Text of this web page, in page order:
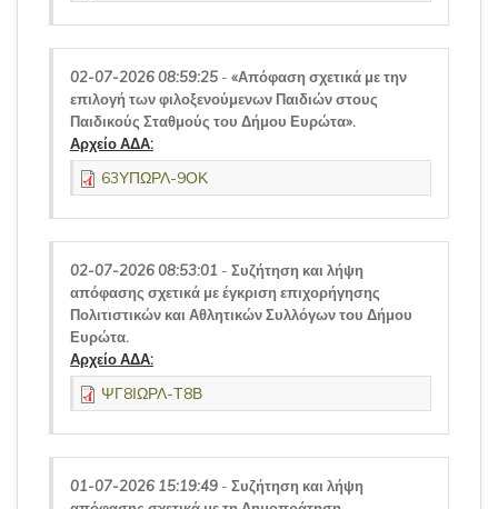
02-07-2026 08:59:25 - «Απόφαση σχετικά με την
επιλογή των φιλοξενούμενων Παιδιών στους
Παιδικούς Σταθμούς του Δήμου Ευρώτα».
Αρχείο ΑΔΑ:
63ΥΠΩΡΛ-9ΟΚ
02-07-2026 08:53:01 - Συζήτηση και λήψη
απόφασης σχετικά με έγκριση επιχορήγησης
Πολιτιστικών και Αθλητικών Συλλόγων του Δήμου
Ευρώτα.
Αρχείο ΑΔΑ:
ΨΓ8ΙΩΡΛ-Τ8Β
01-07-2026 15:19:49 - Συζήτηση και λήψη